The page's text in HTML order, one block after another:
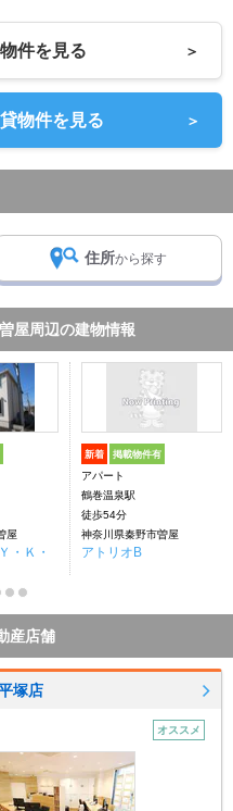
件を見る ＞
物件を見る ＞
住所から探す
屋周辺の建物情報
屋
・Ｋ・
新着 掲載物件有
アパート
鶴巻温泉駅
徒歩54分
神奈川県秦野市曽屋
アトリオB
産店舗
塚店
オススメ